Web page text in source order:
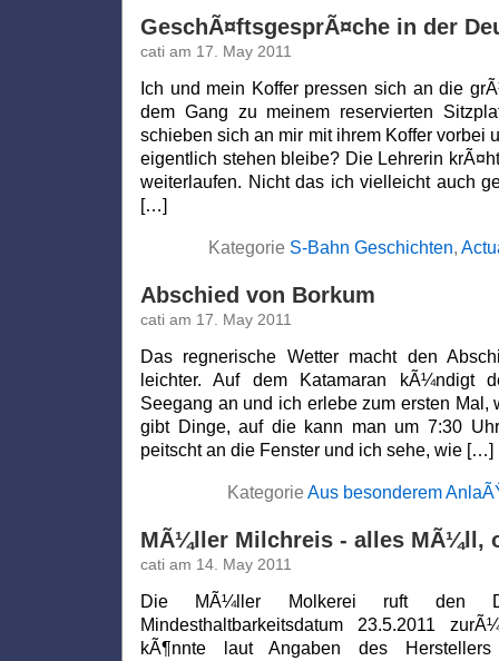
GeschÃ¤ftsgesprÃ¤che in der
cati am 17. May 2011
Ich und mein Koffer pressen sich an die
dem Gang zu meinem reservierten
schieben sich an mir mit ihrem Koffer vorbei
eigentlich stehen bleibe? Die Lehrerin
weiterlaufen. Nicht das ich vielleicht auch
[…]
Kategorie S-Bahn Geschichten,
Abschied von Borkum
cati am 17. May 2011
Das regnerische Wetter macht den
leichter. Auf dem Katamaran kÃ¼ndigt
Seegang an und ich erlebe zum ersten Mal,
gibt Dinge, auf die kann man um 7:30
peitscht an die Fenster und ich sehe, wie […]
Kategorie Aus besonderem
MÃ¼ller Milchreis - alles MÃ¼ll,
cati am 14. May 2011
Die MÃ¼ller Molkerei ruft den
Mindesthaltbarkeitsdatum 23.5.2011
kÃ¶nnte laut Angaben des